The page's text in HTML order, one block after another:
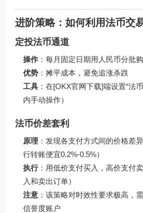
进阶策略：如何利用法币交
定投法币通道
操作 ：每月固定日期用人民币分批
优势 ：摊平成本，避免追涨杀跌
工具 ：在[OKX官网下载]端设置“法
内手动操作）
法币价差套利
原理 ：发现各支付方式间的价格差
行转账便宜0.2%-0.5%）
执行：用低价支付买入，高价支付
入和卖出订单）
注意 ：该策略对时效性要求极高，
信誉度账户